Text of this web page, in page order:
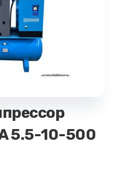
5.5-10-500